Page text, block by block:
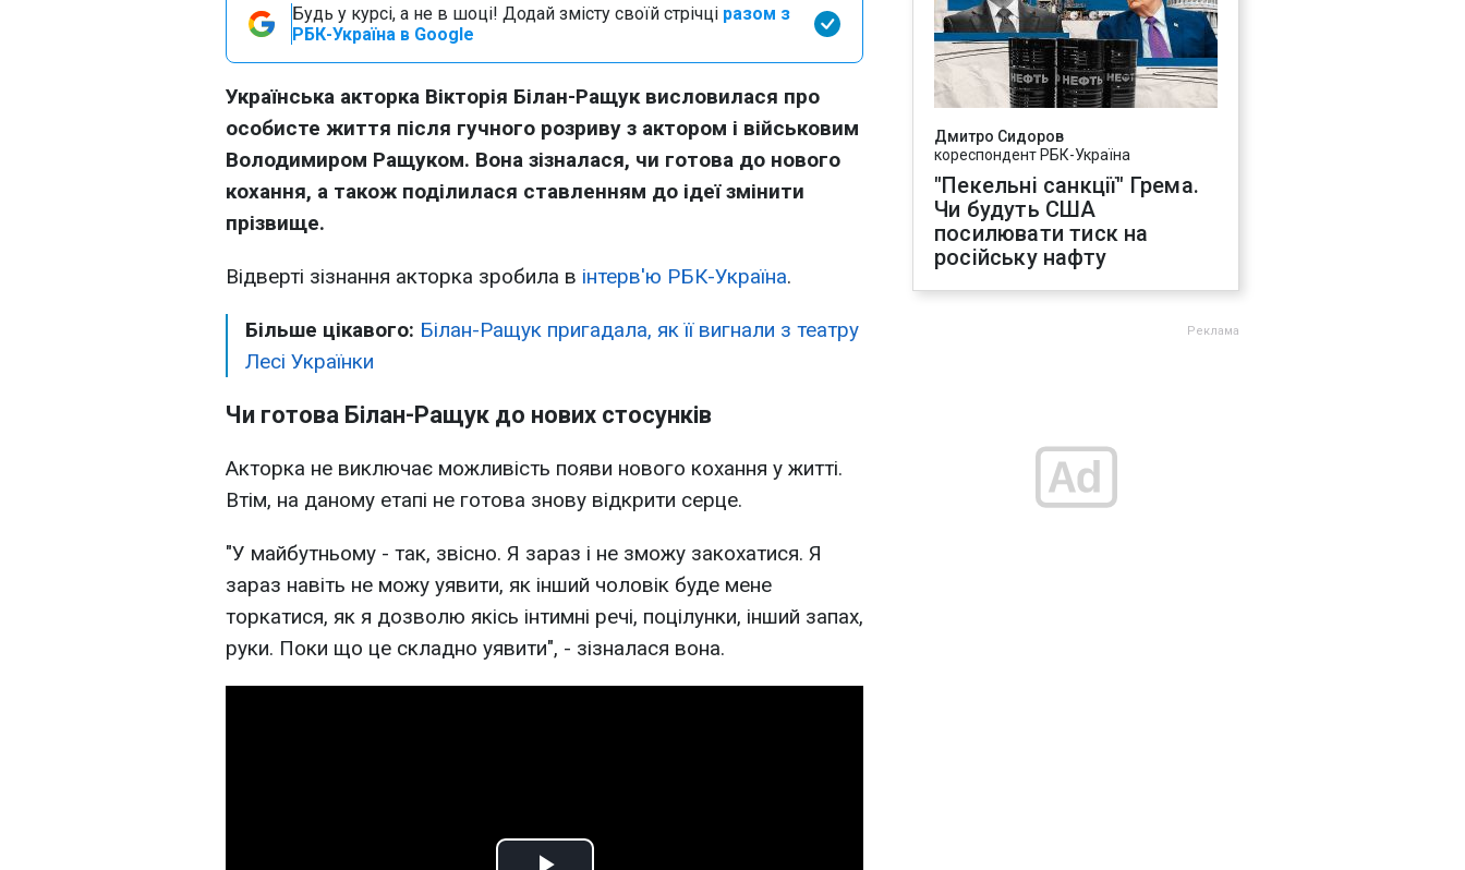
Будь у курсі, а не в шоці! Додай змісту своїй стрічці разом з
РБК-Україна в Google
Українська акторка Вікторія Білан-Ращук висловилася про
особисте життя після гучного розриву з актором і військовим
Володимиром Ращуком. Вона зізналася, чи готова до нового
кохання, а також поділилася ставленням до ідеї змінити
прізвище.
Відверті зізнання акторка зробила в інтерв'ю РБК-Україна.
Більше цікавого: Білан-Ращук пригадала, як її вигнали з театру
Лесі Українки
Чи готова Білан-Ращук до нових стосунків
Акторка не виключає можливість появи нового кохання у житті.
Втім, на даному етапі не готова знову відкрити серце.
"У майбутньому - так, звісно. Я зараз і не зможу закохатися. Я
зараз навіть не можу уявити, як інший чоловік буде мене
торкатися, як я дозволю якісь інтимні речі, поцілунки, інший запах,
руки. Поки що це складно уявити", - зізналася вона.
Дмитро Сидоров
кореспондент РБК-Україна
"Пекельні санкції" Грема.
Чи будуть США
посилювати тиск на
російську нафту